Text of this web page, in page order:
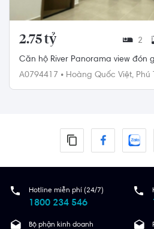
2.75 tỷ 2
Căn hộ River Panorama view đón
nội thất cơ bản.
A0794417 • Hoàng Quốc Việt, Phú
Hotline miễn phí (24/7)
1800 234 546
Bộ phận kinh doanh